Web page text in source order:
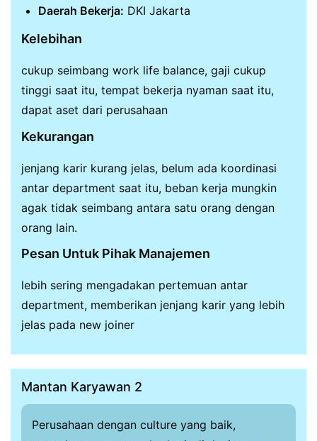
Daerah Bekerja: DKI Jakarta
Kelebihan
cukup seimbang work life balance, gaji cukup
tinggi saat itu, tempat bekerja nyaman saat itu,
dapat aset dari perusahaan
Kekurangan
jenjang karir kurang jelas, belum ada koordinasi
antar department saat itu, beban kerja mungkin
agak tidak seimbang antara satu orang dengan
orang lain.
Pesan Untuk Pihak Manajemen
lebih sering mengadakan pertemuan antar
department, memberikan jenjang karir yang lebih
jelas pada new joiner
Mantan Karyawan 2
Perusahaan dengan culture yang baik,